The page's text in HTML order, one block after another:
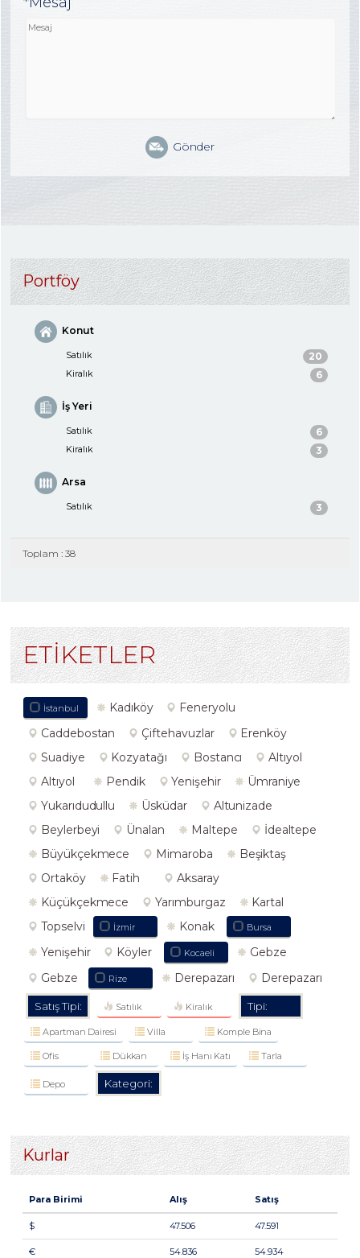
Gönder
Portföy
Konut
Satılık 20
Kiralık 6
İş Yeri
Satılık 6
Kiralık 3
Arsa
Satılık 3
Toplam : 38
ETİKETLER
İstanbul Kadıköy
Feneryolu
Caddebostan
Çiftehavuzlar
Erenköy
Suadiye
Kozyatağı Bostancı
Altıyol
Altıyol
Pendik Yenişehir
Ümraniye
Yukarıdudullu
Üsküdar
Altunizade
Beylerbeyi
Ünalan Maltepe
İdealtepe
Büyükçekmece
Mimaroba
Beşiktaş
Ortaköy
Fatih
Aksaray
Küçükçekmece
Yarımburgaz
Kartal
Topselvi
İzmir Konak Bursa
Yenişehir Köyler Kocaeli
Gebze
Gebze
Rize Derepazarı Derepazarı
Satış Tipi: Satılık Kiralık Tipi:
Apartman Dairesi Villa Komple Bina
Ofis Dükkan İş Hanı Katı Tarla
Depo Kategori:
Kurlar
Para Birimi Alış Satış
$ 47.506 47.591
€ 54.836 54.934